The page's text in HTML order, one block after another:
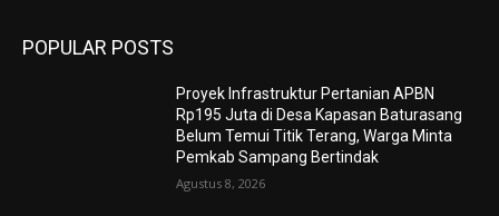
POPULAR POSTS
Proyek Infrastruktur Pertanian APBN
Rp195 Juta di Desa Kapasan Baturasang
Belum Temui Titik Terang, Warga Minta
Pemkab Sampang Bertindak
Agustus 8, 2026